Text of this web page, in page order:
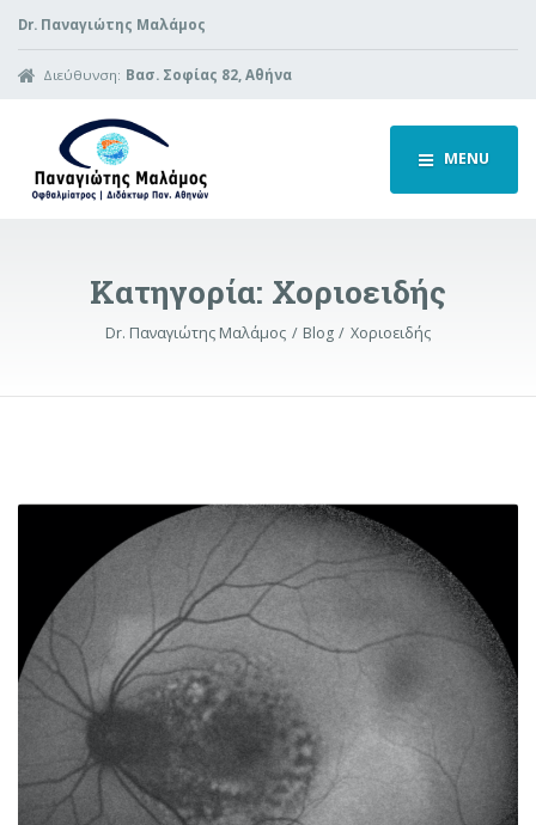
Dr. Παναγιώτης Μαλάμος
Διεύθυνση: Βασ. Σοφίας 82, Αθήνα
MENU
Κατηγορία: Χοριοειδής
Dr. Παναγιώτης Μαλάμος Blog Χοριοειδής